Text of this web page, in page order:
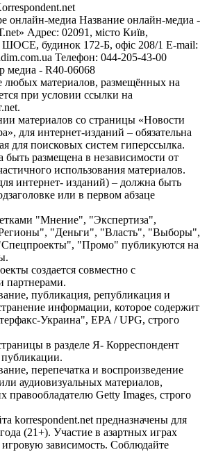
онлайн-медиа Название онлайн-медиа -
Адрес: 02091, місто Київ,
будинок 172-Б, офіс 208/1 E-mail:
Телефон: 044-205-43-00
медиа - R40-06068
любых материалов, размещённых на
при условии ссылки на
материалов со страницы «Новости
для интернет-изданий – обязательна
для поисковых систем гиперссылка.
размещена в независимости от
использования материалов.
интернет- изданий) – должна быть
или в первом абзаце
"Мнение", "Экспертиза",
"Деньги", "Власть", "Выборы",
"Промо" публикуются на
создается совместно с
партнерами.
публикация, републикация и
информации, которое содержит
Украина", EPA / UPG, строго
в разделе Я- Корреспондент
публикации.
перепечатка и воспроизведение
аудиовизуальных материалов,
правообладателю Getty Images, строго
korrespondent.net предназначены для
(21+). Участие в азартных играх
зависимость. Соблюдайте